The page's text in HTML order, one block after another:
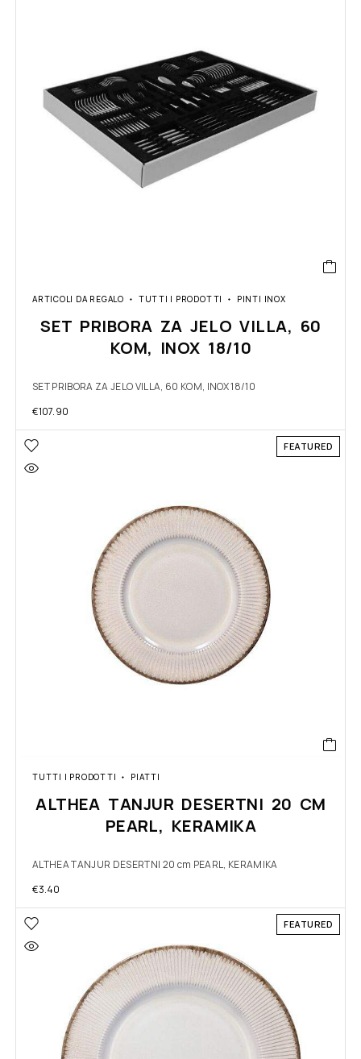
ARTICOLI DA REGALO TUTTI I PRODOTTI PINTI INOX
SET PRIBORA ZA JELO VILLA, 60
KOM, INOX 18/10
SET PRIBORA ZA JELO VILLA, 60 KOM, INOX 18/10
€107.90
FEATURED
TUTTI I PRODOTTI PIATTI
ALTHEA TANJUR DESERTNI 20 CM
PEARL, KERAMIKA
ALTHEA TANJUR DESERTNI 20 cm PEARL, KERAMIKA
€3.40
FEATURED